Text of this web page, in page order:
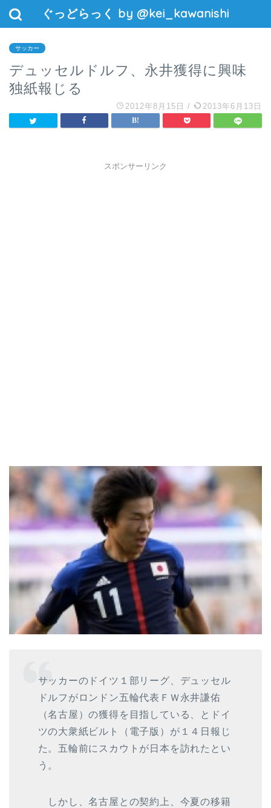
ぐっどらっく by @kei_kawanishi
サッカー
デュッセルドルフ、永井獲得に興味
独紙報じる
2012年8月15日 / 2013年6月13日
スポンサーリンク
サッカーのドイツ１部リーグ、デュッセル
ドルフがロンドン五輪代表ＦＷ永井謙佑
（名古屋）の獲得を目指している、とドイ
ツの大衆紙ビルト（電子版）が１４日報じ
た。五輪前にスカウトが日本を訪れたとい
う。
しかし、名古屋との契約上、今夏の移籍